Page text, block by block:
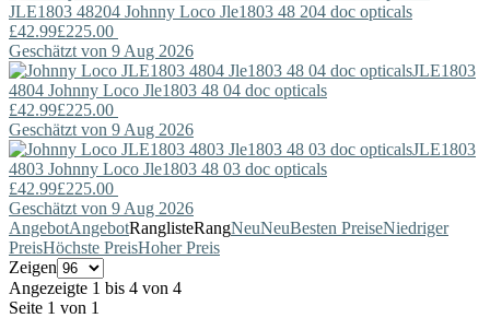
JLE1803 48204 Johnny Loco Jle1803 48 204 doc opticals
£42.99£225.00
Geschätzt von 9 Aug 2026
JLE1803
4804 Johnny Loco Jle1803 48 04 doc opticals
£42.99£225.00
Geschätzt von 9 Aug 2026
JLE1803
4803 Johnny Loco Jle1803 48 03 doc opticals
£42.99£225.00
Geschätzt von 9 Aug 2026
AngebotAngebotRanglisteRangNeuNeuBesten PreiseNiedriger
PreisHöchste PreisHoher Preis
Zeigen
Angezeigte 1 bis 4 von 4
Seite 1 von 1